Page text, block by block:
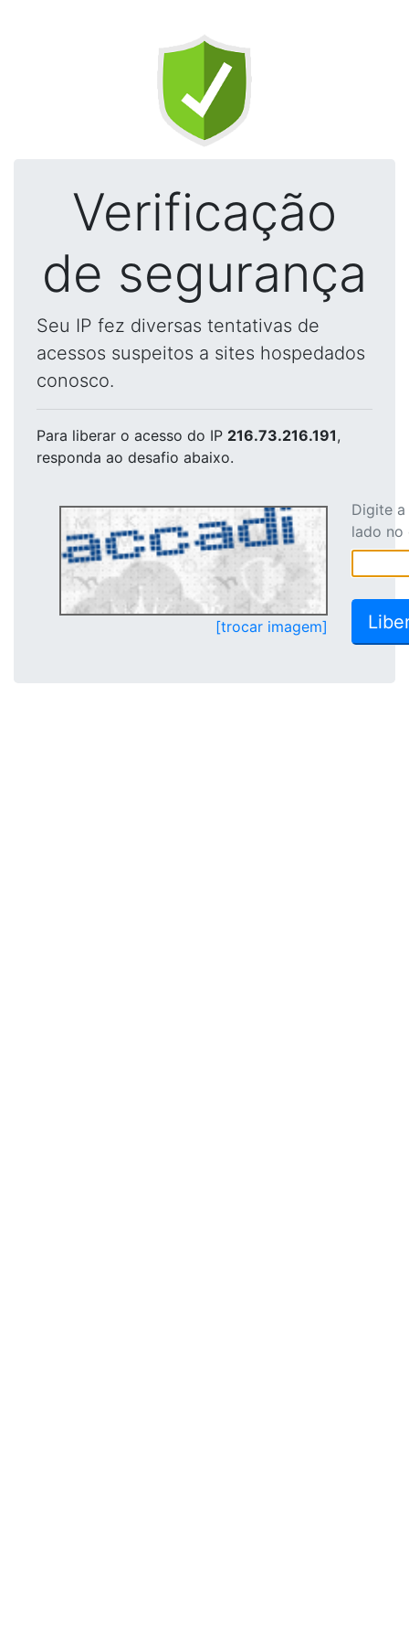
Verificação
de segurança
Seu IP fez diversas tentativas de
acessos suspeitos a sites hospedados
conosco.
Para liberar o acesso do IP 216.73.216.191,
responda ao desafio abaixo.
[trocar imagem]
Digite
lado no